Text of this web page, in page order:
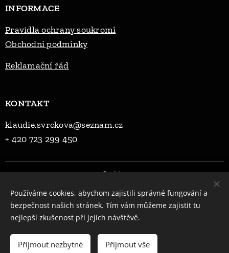
Do košíku
INFORMACE
Pravidla ochrany soukromí
Obchodní podmínky
Reklamační řád
KONTAKT
klaudie.svrckova@seznam.cz
+ 420 723 299 450
Cookies
Jazyky
Čeština
English
Používáme cookies, abychom zajistili správné fungování a
bezpečnost našich stránek. Tím vám můžeme zajistit tu
nejlepší zkušenost při jejich návštěvě.
Přijmout nezbytné Přijmout vše